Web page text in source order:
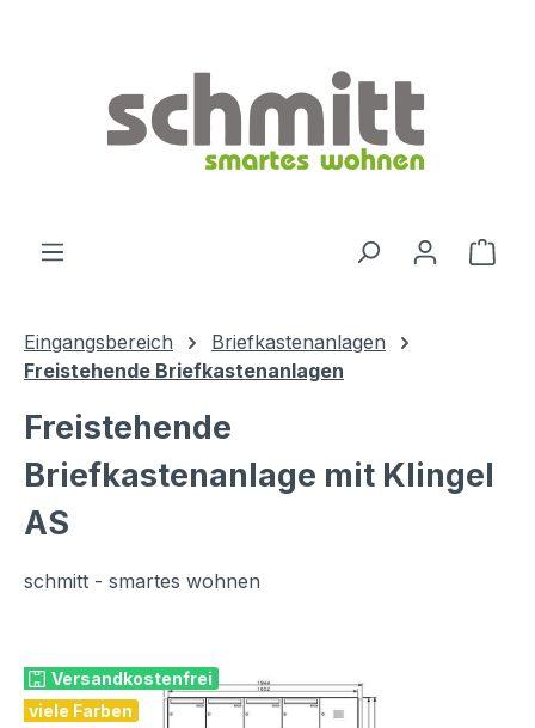
Eingangsbereich
Briefkastenanlagen
Freistehende Briefkastenanlagen
Freistehende
Briefkastenanlage mit Klingel
AS
schmitt - smartes wohnen
Versandkostenfrei
viele Farben